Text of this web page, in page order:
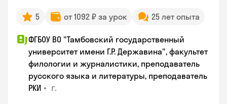
5 от 1092 ₽ за урок 25 лет опыта
ФГБОУ ВО "Тамбовский государственный
университет имени Г.Р. Державина", факультет
филологии и журналистики, преподаватель
русского языка и литературы, преподаватель
РКИ • г.